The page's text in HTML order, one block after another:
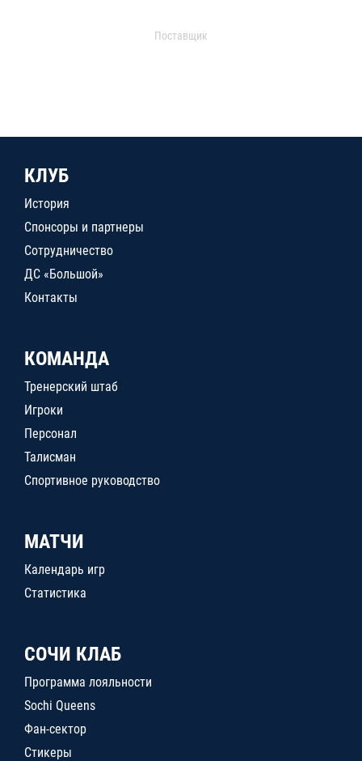
Поставщик
КЛУБ
История
Спонсоры и партнеры
Сотрудничество
ДС «Большой»
Контакты
КОМАНДА
Тренерский штаб
Игроки
Персонал
Талисман
Спортивное руководство
МАТЧИ
Календарь игр
Статистика
СОЧИ КЛАБ
Программа лояльности
Sochi Queens
Фан-сектор
Стикеры